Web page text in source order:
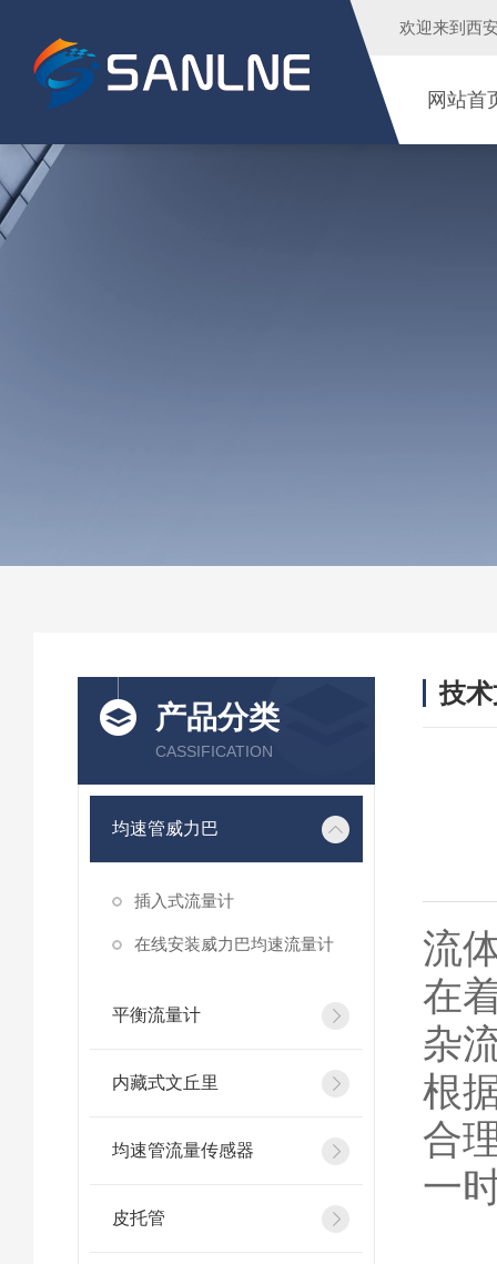
欢迎来到 西
网站首
产品分类
CASSIFICATION
均速管威力巴
插入式流量计
在线安装威力巴均速流量计
平衡流量计
内藏式文丘里
均速管流量传感器
皮托管
技
流
在
杂
根
合
一